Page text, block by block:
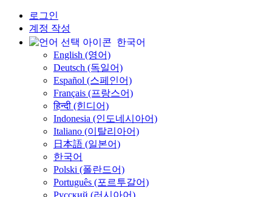
로그인
계정 작성
한국어
English (영어)
Deutsch (독일어)
Español (스페인어)
Français (프랑스어)
हिन्दी (힌디어)
Indonesia (인도네시아어)
Italiano (이탈리아어)
日本語 (일본어)
한국어
Polski (폴란드어)
Português (포르투갈어)
Русский (러시아어)